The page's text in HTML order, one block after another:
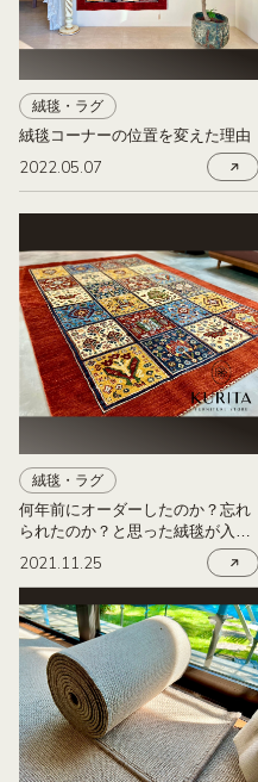
絨毯・ラグ
絨毯コーナーの位置を変えた理由
2022.05.07
絨毯・ラグ
何年前にオーダーしたのか？忘れ
られたのか？と思った絨毯が入荷
してきました！！ 広島の西区商
工センターにある栗田家具
2021.11.25